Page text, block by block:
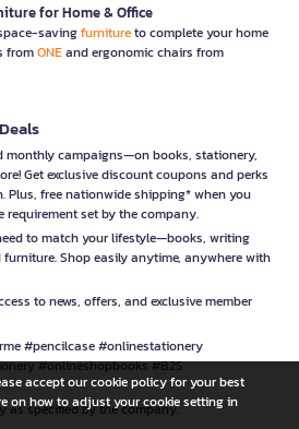
for Home & Office
savingfurnitureto complete your home
fromONEand ergonomic chairs from
monthly campaigns—on books, stationery,
Get exclusive discount coupons and perks
Plus, free nationwide shipping* when you
requirement set by the company.
to match your lifestyle—books, writing
Shop easily anytime, anywhere with
to news, offers, and exclusive member
#pencilcase #onlinestationery
#onlineshopbooks #B2S
as specified by the company.
accept our cookie policy for your best
on how to adjust your cookie setting in